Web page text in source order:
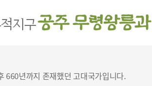
660년까지 존재했던 고대국가입니다.